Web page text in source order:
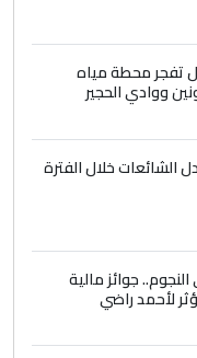
4
يسقط
اصول عريقة
حسين سل
5
ماما يسقط
اصول عريقة
تفجر محطة مياه
ووادي الحجير
الشائعات خلال الفترة
جوائز مالية
لأحمد راضي